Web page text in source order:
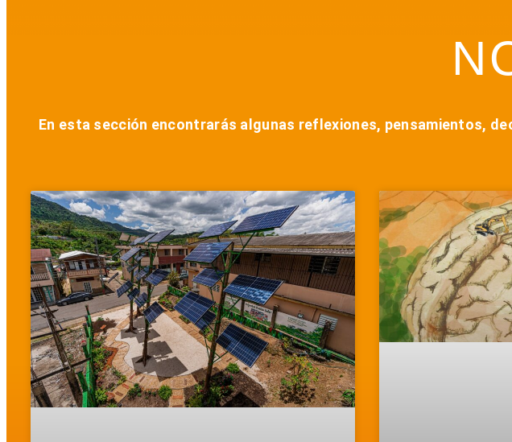
En esta sección encontrarás algunas reflexiones, pensamientos,